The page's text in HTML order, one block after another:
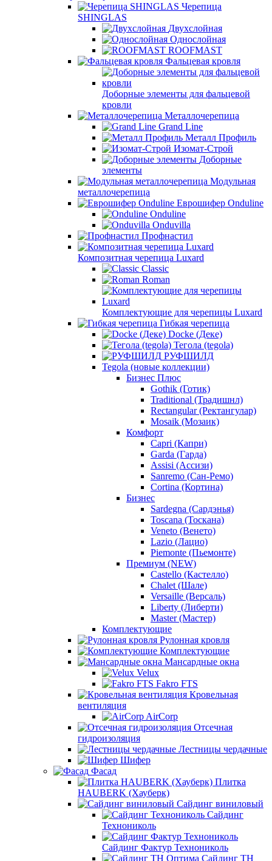
Черепица
SHINGLAS
Двухслойная
Однослойная
ROOFMAST
Фальцевая кровля
Доборные элементы для фальцевой
кровли
Металлочерепица
Grand Line
Металл Профиль
Изомат-Строй
Доборные
элементы
Модульная
металлочерепица
Еврошифер Onduline
Onduline
Onduvilla
Профнастил
Композитная черепица Luxard
Сlassic
Roman
Комплектующие для черепицы Luxard
Гибкая черепица
Docke (Деке)
Тегола (tegola)
РУФШИЛД
Tegola (новые коллекции)
Бизнес Плюс
Gothik (Готик)
Traditional (Традишнл)
Rectangular (Ректангулар)
Mosaik (Мозаик)
Комфорт
Capri (Капри)
Garda (Гарда)
Assisi (Ассизи)
Sanremo (Сан-Ремо)
Cortina (Кортина)
Бизнес
Sardegna (Сардэнья)
Toscana (Тоскана)
Veneto (Венето)
Lazio (Лацио)
Piemonte (Пьемонте)
Премиум (NEW)
Castello (Кастелло)
Chalet (Шале)
Versaille (Версаль)
Liberty (Либерти)
Master (Мастер)
Комплектующие
Рулонная кровля
Комплектующие
Мансардные окна
Velux
Fakro FTS
Кровельная
вентиляция
AirCorp
Отсечная
гидроизоляция
Лестницы чердачные
Шифер
Фасад
Плитка
HAUBERK (Хауберк)
Сайдинг виниловый
Сайдинг
Технониколь
Сайдинг Фактур Технониколь
Сайдинг ТН